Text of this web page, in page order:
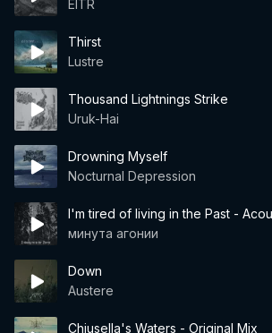
EITR
Thirst
Lustre
Thousand Lightnings Strike
Uruk-Hai
Drowning Myself
Nocturnal Depression
I'm tired of living in the Past -
минута агонии
Down
Austere
Chiusella's Waters - Original Mix